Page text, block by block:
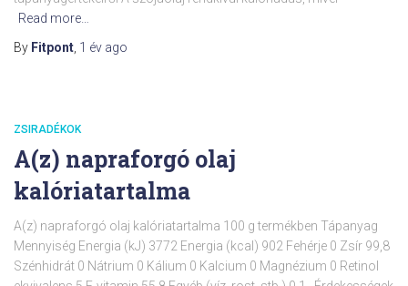
Read more…
By Fitpont 1 év ago
ZSIRADÉKOK
A(z) napraforgó olaj
kalóriatartalma
A(z) napraforgó olaj kalóriatartalma 100 g termékben Tápanyag
Mennyiség Energia (kJ) 3772 Energia (kcal) 902 Fehérje 0 Zsír 99,8
Szénhidrát 0 Nátrium 0 Kálium 0 Kalcium 0 Magnézium 0 Retinol